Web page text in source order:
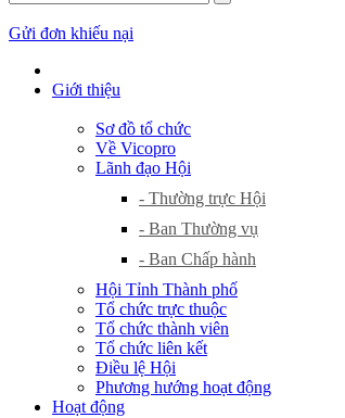
Gửi đơn khiếu nại
Giới thiệu
Sơ đồ tổ chức
Về Vicopro
Lãnh đạo Hội
- Thường trực Hội
- Ban Thường vụ
- Ban Chấp hành
Hội Tỉnh Thành phố
Tổ chức trực thuộc
Tổ chức thành viên
Tổ chức liên kết
Điều lệ Hội
Phương hướng hoạt động
Hoạt động